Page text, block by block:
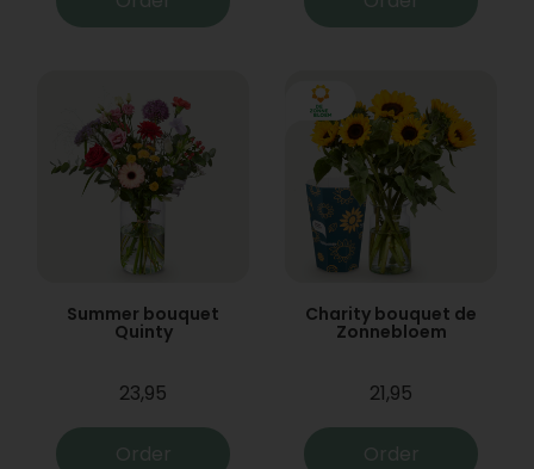
Summer bouquet
Quinty
23,95
Order
Charity bouquet de
Zonnebloem
21,95
Order